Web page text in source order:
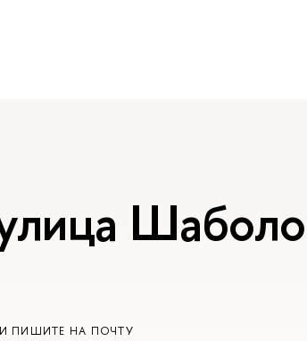
ПИШИТЕ НА ПОЧТУ